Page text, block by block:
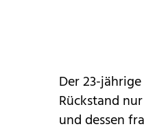
Der 23-
Rückstand
und dessen